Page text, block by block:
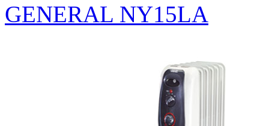
GENERAL NY15LA